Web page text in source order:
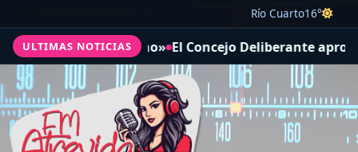
Río Cuarto16°
ULTIMAS NOTICIAS
el Autódromo» El Concejo Deliberante aprobó